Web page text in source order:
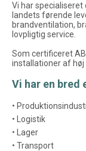
Vi har
landets førende
brandventilation,
lovpligtig service.
Som certificeret
installationer af høj
Vi har en bred
•
• Logistik
• Lager
• Transport